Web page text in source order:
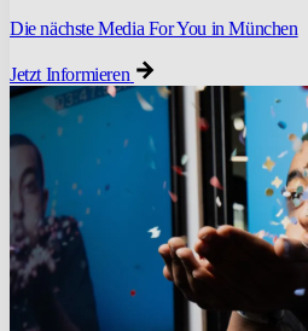
Die nächste Media For You in München
Jetzt Informieren